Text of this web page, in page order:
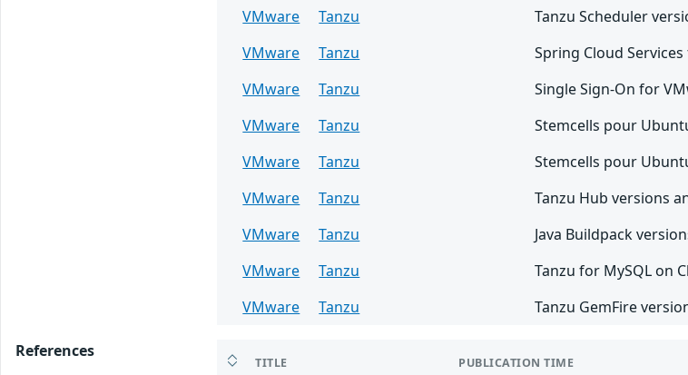
VMware
Tanzu
Tanzu Scheduler
VMware
Tanzu
Spring Cloud
VMware
Tanzu
Single Sign-On for
VMware
Tanzu
Stemcells pour
VMware
Tanzu
Stemcells pour
VMware
Tanzu
Tanzu Hub versions
VMware
Tanzu
Java Buildpack
VMware
Tanzu
Tanzu for MySQL on
VMware
Tanzu Tanzu GemFire
References
TITLE PUBLICATION TIME